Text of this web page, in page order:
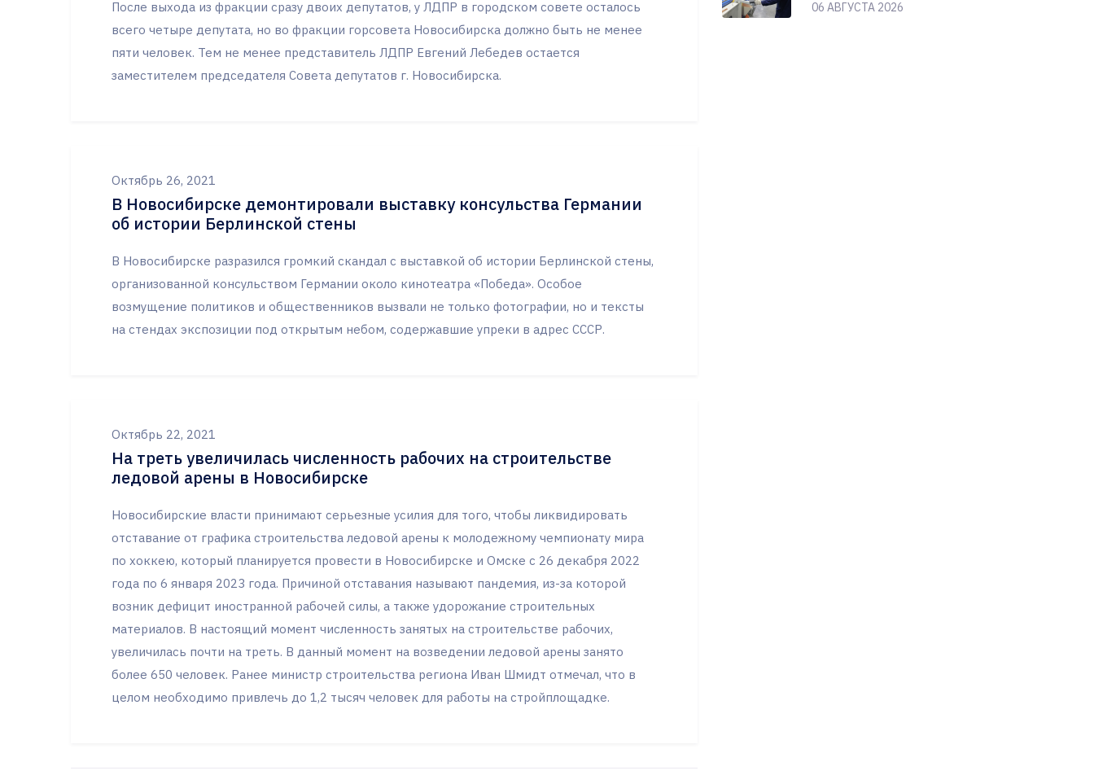
После выхода из фракции сразу двоих депутатов, у ЛДПР в городском совете осталось
всего четыре депутата, но во фракции горсовета Новосибирска должно быть не менее
пяти человек. Тем не менее представитель ЛДПР Евгений Лебедев остается
заместителем председателя Совета депутатов г. Новосибирска.
Октябрь 26, 2021
В Новосибирске демонтировали выставку консульства Германии
об истории Берлинской стены
В Новосибирске разразился громкий скандал с выставкой об истории Берлинской стены,
организованной консульством Германии около кинотеатра «Победа». Особое
возмущение политиков и общественников вызвали не только фотографии, но и тексты
на стендах экспозиции под открытым небом, содержавшие упреки в адрес СССР.
Октябрь 22, 2021
На треть увеличилась численность рабочих на строительстве
ледовой арены в Новосибирске
Новосибирские власти принимают серьезные усилия для того, чтобы ликвидировать
отставание от графика строительства ледовой арены к молодежному чемпионату мира
по хоккею, который планируется провести в Новосибирске и Омске с 26 декабря 2022
года по 6 января 2023 года. Причиной отставания называют пандемия, из-за которой
возник дефицит иностранной рабочей силы, а также удорожание строительных
материалов. В настоящий момент численность занятых на строительстве рабочих,
увеличилась почти на треть. В данный момент на возведении ледовой арены занято
более 650 человек. Ранее министр строительства региона Иван Шмидт отмечал, что в
целом необходимо привлечь до 1,2 тысяч человек для работы на стройплощадке.
06 АВГУСТА 2026